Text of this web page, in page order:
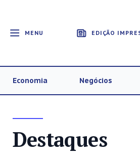
MENU EDIÇÃO
Economia Negócios
Destaques